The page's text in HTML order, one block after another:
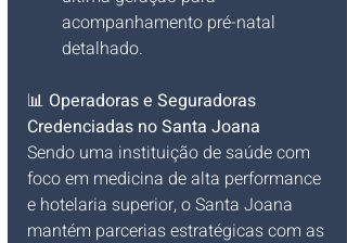
acompanhamento pré-natal
detalhado.
📊 Operadoras e Seguradoras
Credenciadas no Santa Joana
Sendo uma instituição de saúde com
foco em medicina de alta performance
e hotelaria superior, o Santa Joana
mantém parcerias estratégicas com as